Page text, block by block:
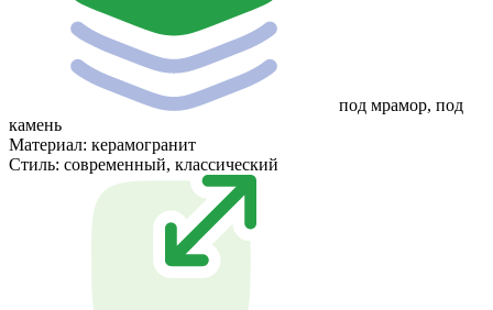
под мрамор, под
камень
Материал: керамогранит
Стиль: современный, классический